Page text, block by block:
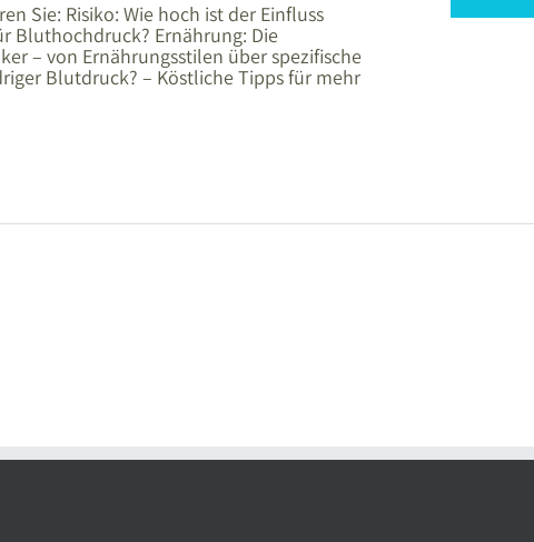
Sie: Risiko: Wie hoch ist der Einfluss
Bluthochdruck? Ernährung: Die
– von Ernährungsstilen über spezifische
Blutdruck? – Köstliche Tipps für mehr